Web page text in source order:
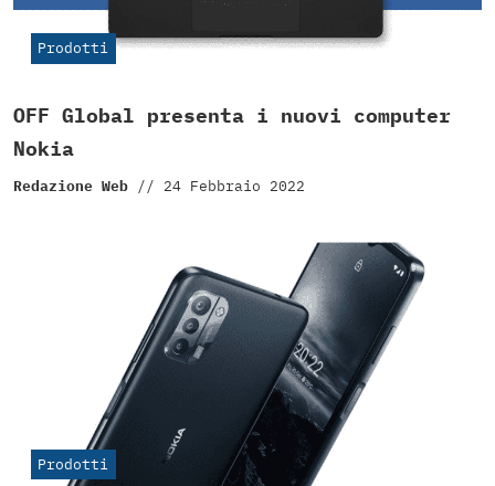
Prodotti
OFF Global presenta i nuovi computer
Nokia
Redazione Web // 24 Febbraio 2022
Prodotti